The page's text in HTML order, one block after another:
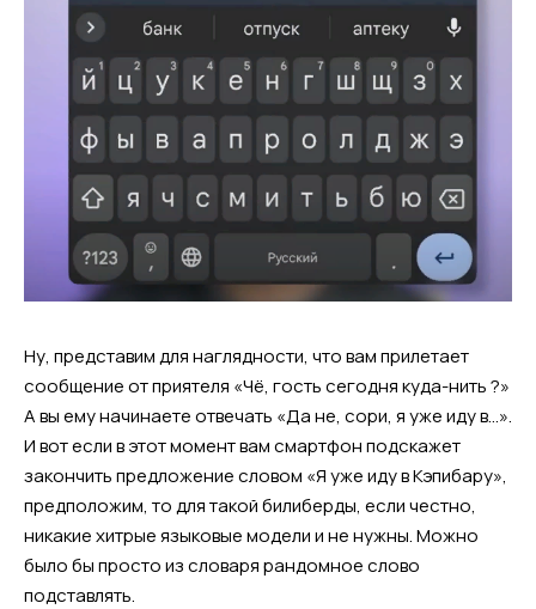
Ну, представим для наглядности, что вам прилетает
сообщение от приятеля «Чё, гость сегодня куда-нить ?»
А вы ему начинаете отвечать «Да не, сори, я уже иду в…».
И вот если в этот момент вам смартфон подскажет
закончить предложение словом «Я уже иду в Кэпибару»,
предположим, то для такой билиберды, если честно,
никакие хитрые языковые модели и не нужны. Можно
было бы просто из словаря рандомное слово
подставлять.